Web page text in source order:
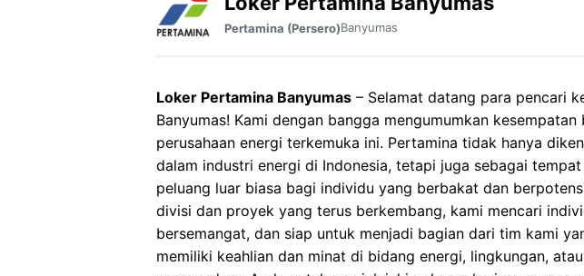
Pertamina (Persero)Banyumas
Loker Pertamina Banyumas – Selamat datang para pencari
Banyumas! Kami dengan bangga mengumumkan
perusahaan energi terkemuka ini. Pertamina tidak hanya
dalam industri energi di Indonesia, tetapi juga sebagai
peluang luar biasa bagi individu yang berbakat dan
divisi dan proyek yang terus berkembang, kami mencari
bersemangat, dan siap untuk menjadi bagian dari tim kami
memiliki keahlian dan minat di bidang energi, lingkungan,